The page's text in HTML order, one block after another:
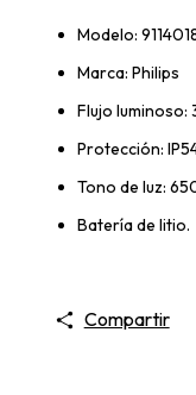
Modelo:
Marca: Philips
Flujo luminoso:
Protección:
Tono de luz:
Batería de litio.
Compartir